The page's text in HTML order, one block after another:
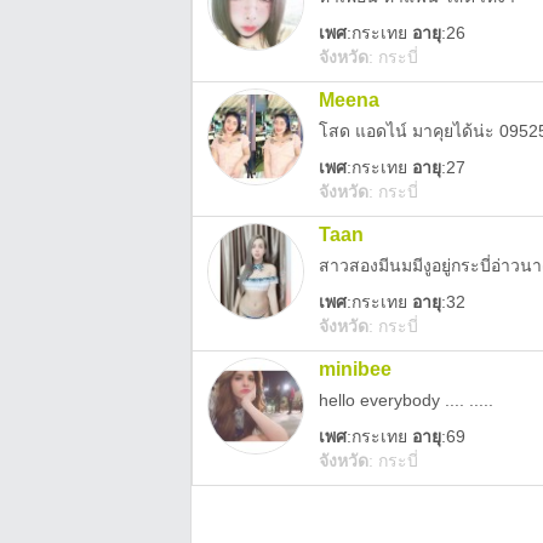
เพศ:กระเทย อายุ:26
จังหวัด: กระบี่
Meena
โสด แอดไน์ มาคุยได้น่ะ
เพศ:กระเทย อายุ:27
จังหวัด: กระบี่
Taan
สาวสองมีนมมีงูอยู่กระบี่อ่าวน
เพศ:กระเทย อายุ:32
จังหวัด: กระบี่
minibee
hello everybody .... .....
เพศ:กระเทย อายุ:69
จังหวัด: กระบี่